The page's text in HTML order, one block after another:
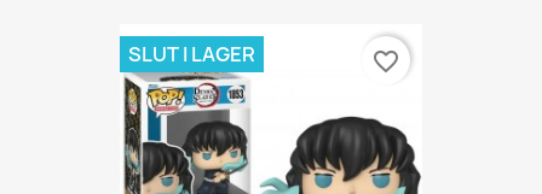
SLUT I LAGER favorite_border